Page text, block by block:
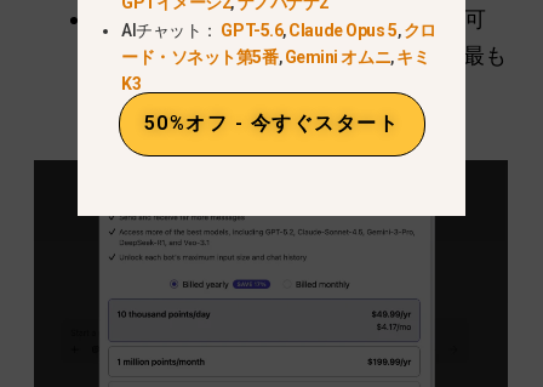
キャッチ
毎日3,000ポイントのみ利用可
能。追加ポイントは別途購入が必要。最も
手頃な月額プランは$月額49.99
AIチャット： GPT-5.6,Claude Opus 5,クロ
ード・ソネット第5番,Gemini オムニ,キミ
K3
50%オフ - 今すぐスタート